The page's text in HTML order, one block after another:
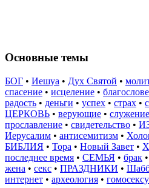
Основные темы
БОГ • Иешуа • Дух Святой •
спасение • исцеление •
радость • деньги • успех • страх •
ЦЕРКОВЬ • верующие • служение
прославление • свидетельство •
Иерусалим • антисемитизм •
БИБЛИЯ • Тора • Новый Завет •
последнее время • СЕМЬЯ • брак •
жена • секс • ПРАЗДНИКИ •
интернет • археология •